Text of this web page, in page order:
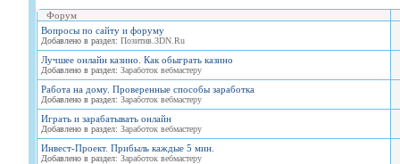
Форум
Вопросы по сайту и форуму
Добавлено в раздел: Позитив.3DN.Ru
Лучшее онлайн казино. Как обыграть казино
Добавлено в раздел: Заработок вебмастеру
Работа на дому. Проверенные способы заработка
Добавлено в раздел: Заработок вебмастеру
Играть и зарабатывать онлайн
Добавлено в раздел: Заработок вебмастеру
Инвест-Проект. Прибыль каждые 5 мин.
Добавлено в раздел: Заработок вебмастеру